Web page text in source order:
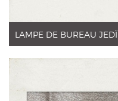
LAMPE DE BUREAU JEDÏ